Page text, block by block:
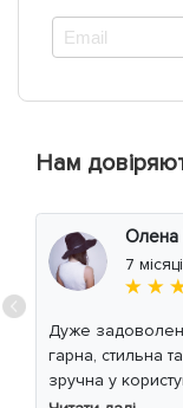
Нам
Олена
7
★ ★
Дуже
гарна, стильна
зручна у